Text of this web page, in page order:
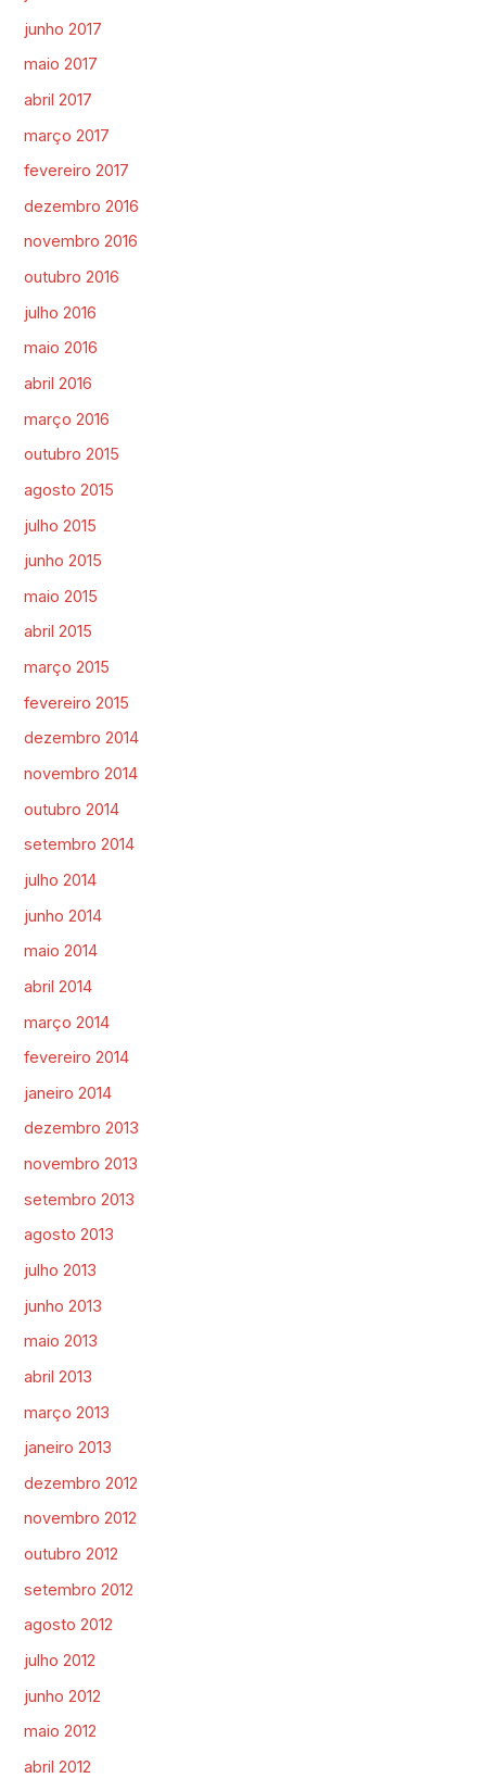
junho 2017
maio 2017
abril 2017
março 2017
fevereiro 2017
dezembro 2016
novembro 2016
outubro 2016
julho 2016
maio 2016
abril 2016
março 2016
outubro 2015
agosto 2015
julho 2015
junho 2015
maio 2015
abril 2015
março 2015
fevereiro 2015
dezembro 2014
novembro 2014
outubro 2014
setembro 2014
julho 2014
junho 2014
maio 2014
abril 2014
março 2014
fevereiro 2014
janeiro 2014
dezembro 2013
novembro 2013
setembro 2013
agosto 2013
julho 2013
junho 2013
maio 2013
abril 2013
março 2013
janeiro 2013
dezembro 2012
novembro 2012
outubro 2012
setembro 2012
agosto 2012
julho 2012
junho 2012
maio 2012
abril 2012